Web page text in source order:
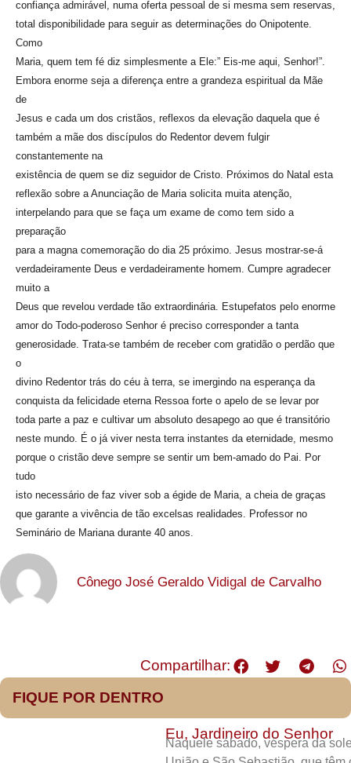
confiança admirável, numa oferta pessoal de si mesma sem reservas,
total disponibilidade para seguir as determinações do Onipotente.
Como
Maria, quem tem fé diz simplesmente a Ele:” Eis-me aqui, Senhor!”.
Embora enorme seja a diferença entre a grandeza espiritual da Mãe
de
Jesus e cada um dos cristãos, reflexos da elevação daquela que é
também a mãe dos discípulos do Redentor devem fulgir
constantemente na
existência de quem se diz seguidor de Cristo. Próximos do Natal esta
reflexão sobre a Anunciação de Maria solicita muita atenção,
interpelando para que se faça um exame de como tem sido a
preparação
para a magna comemoração do dia 25 próximo. Jesus mostrar-se-á
verdadeiramente Deus e verdadeiramente homem. Cumpre agradecer
muito a
Deus que revelou verdade tão extraordinária. Estupefatos pelo enorme
amor do Todo-poderoso Senhor é preciso corresponder a tanta
generosidade. Trata-se também de receber com gratidão o perdão que
o
divino Redentor trás do céu à terra, se imergindo na esperança da
conquista da felicidade eterna Ressoa forte o apelo de se levar por
toda parte a paz e cultivar um absoluto desapego ao que é transitório
neste mundo. É o já viver nesta terra instantes da eternidade, mesmo
porque o cristão deve sempre se sentir um bem-amado do Pai. Por
tudo
isto necessário de faz viver sob a égide de Maria, a cheia de graças
que garante a vivência de tão excelsas realidades. Professor no
Seminário de Mariana durante 40 anos.
Cônego José Geraldo Vidigal de Carvalho
Compartilhar:
FIQUE POR DENTRO
Eu, Jardineiro do Senhor
Naquele sábado, véspera da